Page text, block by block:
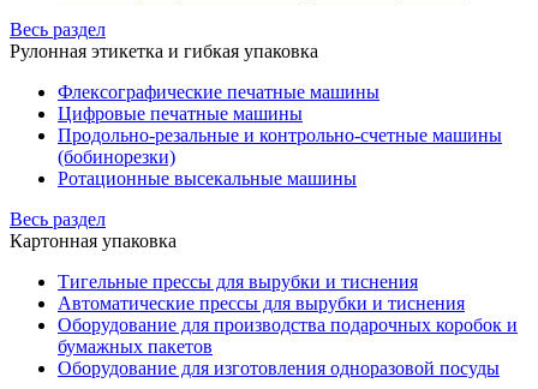
Весь раздел
Рулонная этикетка и гибкая упаковка
Флексографические печатные машины
Цифровые печатные машины
Продольно-резальные и контрольно-счетные машины
(бобинорезки)
Ротационные высекальные машины
Весь раздел
Картонная упаковка
Тигельные прессы для вырубки и тиснения
Автоматические прессы для вырубки и тиснения
Оборудование для производства подарочных коробок и
бумажных пакетов
Оборудование для изготовления одноразовой посуды